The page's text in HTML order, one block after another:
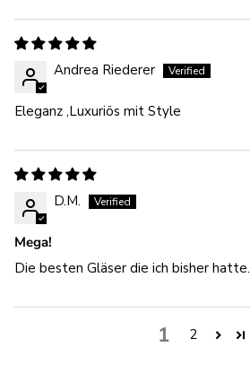
Andrea Riederer
Eleganz ,Luxuriös mit Style
D.M.
Mega!
Die besten Gläser die ich bisher hatte.
1 2